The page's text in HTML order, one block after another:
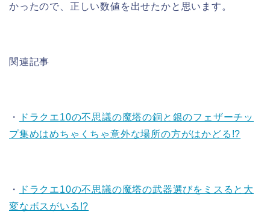
かったので、正しい数値を出せたかと思います。
関連記事
・
ドラクエ10の不思議の魔塔の銅と銀のフェザーチッ
プ集めはめちゃくちゃ意外な場所の方がはかどる!?
・
ドラクエ10の不思議の魔塔の武器選びをミスると大
変なボスがいる!?